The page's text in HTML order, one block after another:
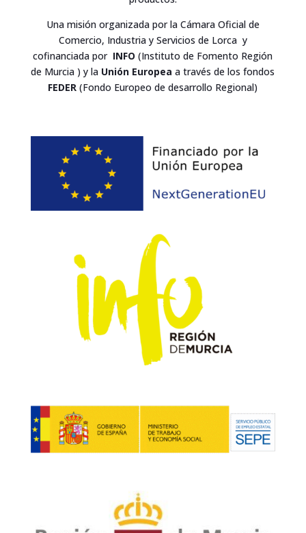
Una misión organizada por la Cámara Oficial de
Comercio, Industria y Servicios de Lorca y
cofinanciada por INFO (Instituto de Fomento Región
de Murcia ) y la Unión Europea a través de los fondos
FEDER (Fondo Europeo de desarrollo Regional)